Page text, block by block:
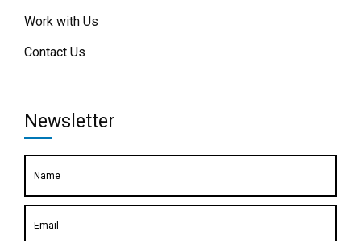
Work with Us
Contact Us
Newsletter